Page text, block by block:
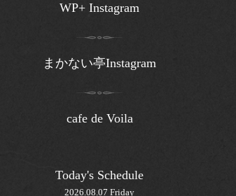
WP+ Instagram
まかない亭Instagram
cafe de Voila
Today's Schedule
2026.08.07 Friday